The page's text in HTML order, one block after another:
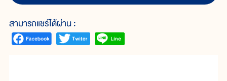
สามารถแชร์ได้ผ่าน :